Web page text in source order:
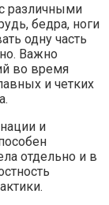
различными
бедра, ноги
одну часть
Важно
во время
и четких
и
отдельно и в